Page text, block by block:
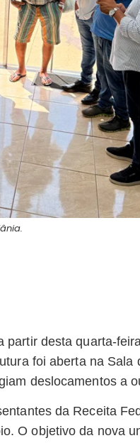
partir desta quarta-
foi aberta na Sala
deslocamentos a
da Receita
O objetivo da nova